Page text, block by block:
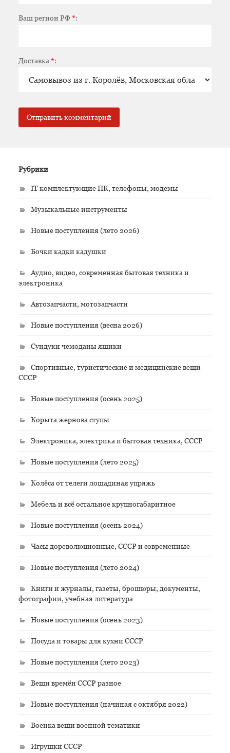
Ваш регион РФ*:
Доставка *:
Рубрики
IT комплектующие ПК, телефоны, модемы
Музыкальные инструменты
Новые поступления (лето 2026)
Бочки кадки кадушки
Аудио, видео, современная бытовая техника и
электроника
Автозапчасти, мотозапчасти
Новые поступления (весна 2026)
Сундуки чемоданы ящики
Спортивные, туристические и медицинские вещи
СССР
Новые поступления (осень 2025)
Корыта жернова ступы
Электроника, электрика и бытовая техника, СССР
Новые поступления (лето 2025)
Колёса от телеги лошадиная упряжь
Мебель и всё остальное крупногабаритное
Новые поступления (осень 2024)
Часы дореволюционные, СССР и современные
Новые поступления (лето 2024)
Книги и журналы, газеты, брошюры, документы,
фотографии, учебная литература
Новые поступления (осень 2023)
Посуда и товары для кухни СССР
Новые поступления (лето 2023)
Вещи времён СССР разное
Новые поступления (начиная с октября 2022)
Военка вещи военной тематики
Игрушки СССР